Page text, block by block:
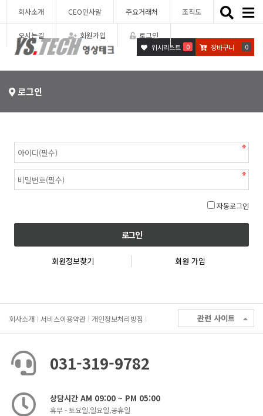
회사소개 CEO인사말 주요거래처 조직도
오시는길 회원가입 로그인
Toggle
위시리스트 0 장바구니 0
로그인
자동로그인
회원정보찾기 회원 가입
회사소개 서비스이용약관 개인정보처리방침 관련 사이트
031-319-9782
상담시간 AM 09:00 ~ PM 05:00
휴무 - 토요일,일요일,공휴일